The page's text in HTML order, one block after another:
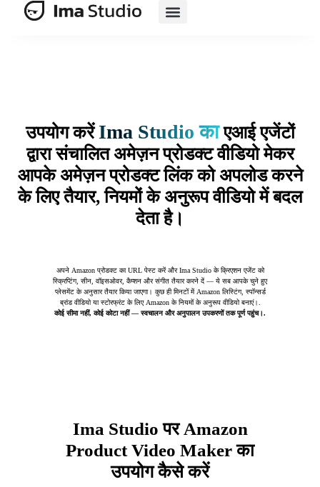
उपयोग करेंIma Studio काएआई एजेंटों
द्वारा संचालित अमेज़न प्रोडक्ट वीडियो मेकर
आपके अमेज़न प्रोडक्ट लिंक को अपलोड करने
के लिए तैयार, नियमों के अनुरूप वीडियो में बदल
देता है।
अपने Amazon प्रोडक्ट का URL पेस्ट करें और Ima Studio के क्रिएशन एजेंट को
स्क्रिप्टिंग, सीन, वॉइसओवर, कैप्शन और संगीत तैयार करने दें — ये सब आपके चुने हुए
प्लेसमेंट के अनुसार तैयार किया जाएगा। कुछ ही मिनटों में Amazon लिस्टिंग, स्पॉन्सर्ड
ब्रांड वीडियो या स्टोरफ्रंट के लिए Amazon के नियमों के अनुरूप वीडियो बनाएं।.
कोई सीमा नहीं, कोई कोटा नहीं — स्वचालन और अनुपालन उपकरणों तक पूर्ण पहुंच।.
Ima Studio पर Amazon
Product Video Maker का
उपयोग कैसे करें